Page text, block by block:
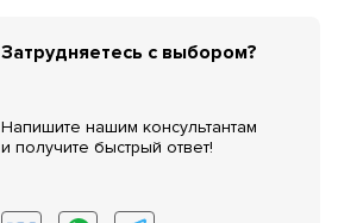
Затрудняетесь с выбором?
Напишите нашим консультантам
и получите быстрый ответ!